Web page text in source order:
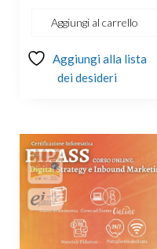
Aggiungi al carrello
Aggiungi alla lista
dei desideri